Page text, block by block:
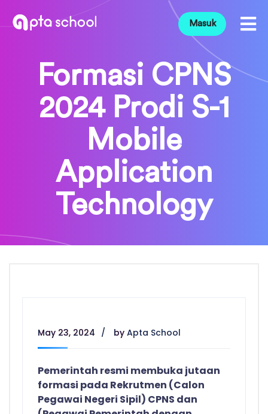
Masuk
Formasi CPNS
2024 Prodi S-1
Mobile
Application
Technology
May 23, 2024 by Apta School
Pemerintah resmi membuka jutaan
formasi pada Rekrutmen (Calon
Pegawai Negeri Sipil) CPNS dan